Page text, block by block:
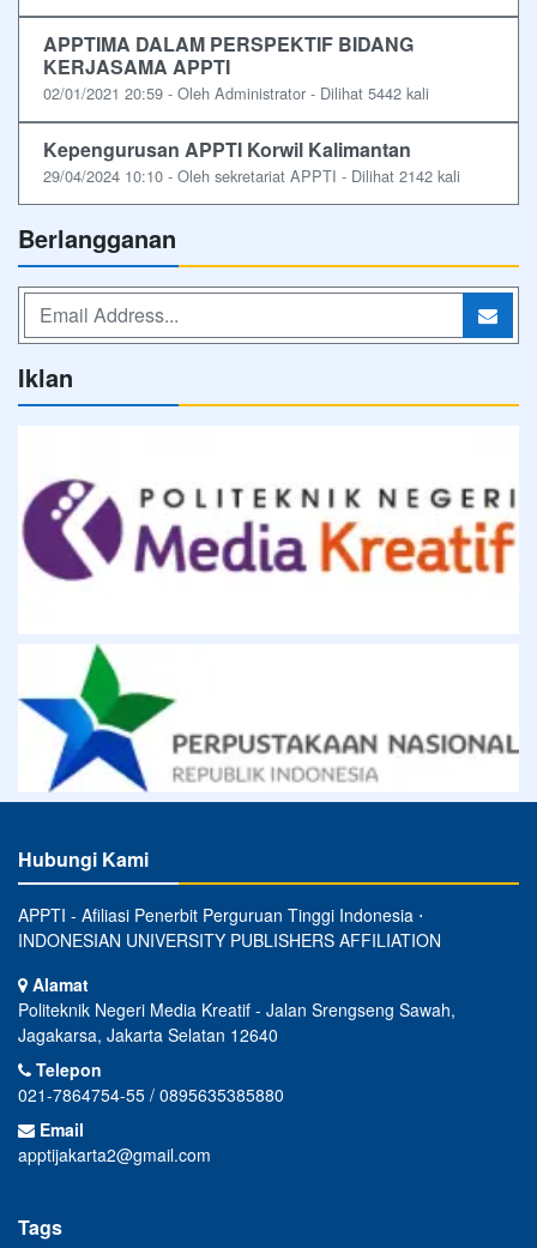
APPTIMA DALAM PERSPEKTIF BIDANG
KERJASAMA APPTI
02/01/2021 20:59 - Oleh Administrator - Dilihat 5442 kali
Kepengurusan APPTI Korwil Kalimantan
29/04/2024 10:10 - Oleh sekretariat APPTI - Dilihat 2142 kali
Berlangganan
Iklan
Hubungi Kami
APPTI - Afiliasi Penerbit Perguruan Tinggi Indonesia ⋅
INDONESIAN UNIVERSITY PUBLISHERS AFFILIATION
Alamat
Politeknik Negeri Media Kreatif - Jalan Srengseng Sawah,
Jagakarsa, Jakarta Selatan 12640
Telepon
021-7864754-55 / 0895635385880
Email
apptijakarta2@gmail.com
Tags